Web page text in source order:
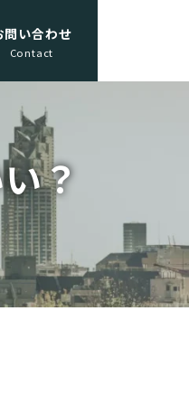
問い合わせ
Contact
？